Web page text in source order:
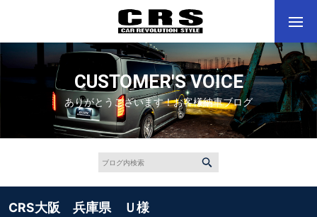
CUSTOMER'S VOICE
ありがとうございます！お客様納車ブログ
CRS大阪 兵庫県 Ｕ様